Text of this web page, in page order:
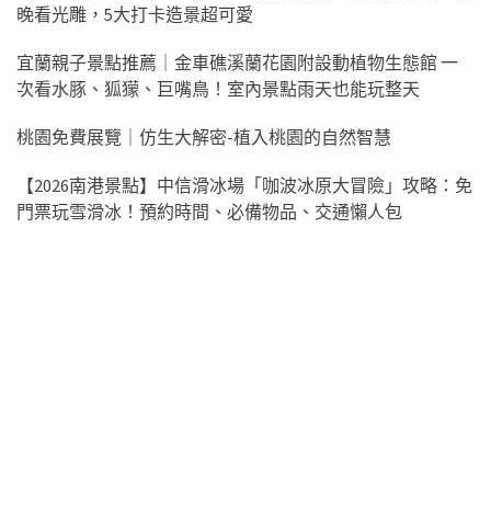
晚看光雕，5大打卡造景超可愛
宜蘭親子景點推薦｜金車礁溪蘭花園附設動植物生態館 一
次看水豚、狐獴、巨嘴鳥！室內景點雨天也能玩整天
桃園免費展覽｜仿生大解密-植入桃園的自然智慧
【2026南港景點】中信滑冰場「咖波冰原大冒險」攻略：免
門票玩雪滑冰！預約時間、必備物品、交通懶人包